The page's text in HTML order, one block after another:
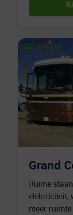
Grand
Ruime
elektriciteit,
meer